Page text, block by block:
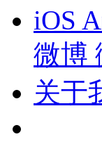
iOS
微博
关于